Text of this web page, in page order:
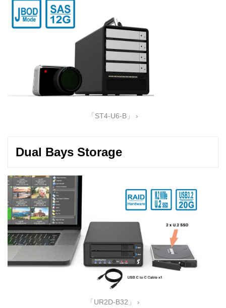
「ST4-U6-B」 ›
Dual Bays Storage
「UR2D-B32」 ›